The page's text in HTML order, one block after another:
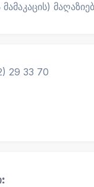
29 33 70